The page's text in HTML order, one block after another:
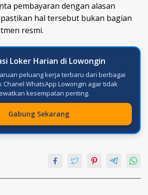
pembayaran dengan alasan
hal tersebut bukan bagian
resmi.
Loker Harian di Lowongin
peluang kerja terbaru dari berbagai
Chanel WhatsApp Lowongin agar tidak
kesempatan penting.
Gabung Sekarang